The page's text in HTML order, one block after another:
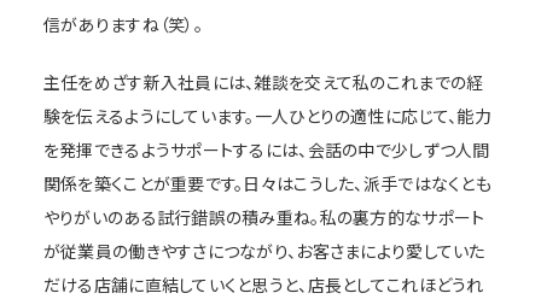
信がありますね（笑）。
主任をめざす新入社員には、雑談を交えて私のこれまでの経
験を伝えるようにしています。一人ひとりの適性に応じて、能力
を発揮できるようサポートするには、会話の中で少しずつ人間
関係を築くことが重要です。日々はこうした、派手ではなくとも
やりがいのある試行錯誤の積み重ね。私の裏方的なサポート
が従業員の働きやすさにつながり、お客さまにより愛していた
だける店舗に直結していくと思うと、店長としてこれほどうれ